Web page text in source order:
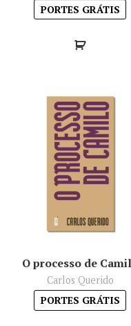
PORTES GRÁTIS
O processo de
Carlos Querido
PORTES GRÁTIS